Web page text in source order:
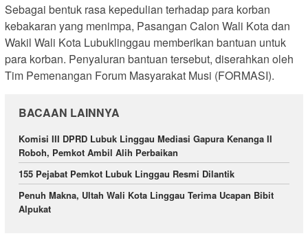
Sebagai bentuk rasa kepedulian terhadap para korban
kebakaran yang menimpa, Pasangan Calon Wali Kota dan
Wakil Wali Kota Lubuklinggau memberikan bantuan untuk
para korban. Penyaluran bantuan tersebut, diserahkan oleh
Tim Pemenangan Forum Masyarakat Musi (FORMASI).
BACAAN LAINNYA
Komisi III DPRD Lubuk Linggau Mediasi Gapura Kenanga II
Roboh, Pemkot Ambil Alih Perbaikan
155 Pejabat Pemkot Lubuk Linggau Resmi Dilantik
Penuh Makna, Ultah Wali Kota Linggau Terima Ucapan Bibit
Alpukat